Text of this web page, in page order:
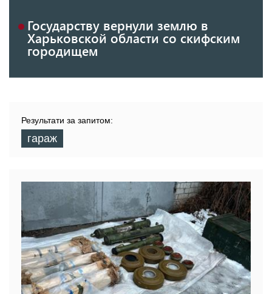
Государству вернули землю в
Харьковской области со скифским
городищем
Результати за запитом:
гараж